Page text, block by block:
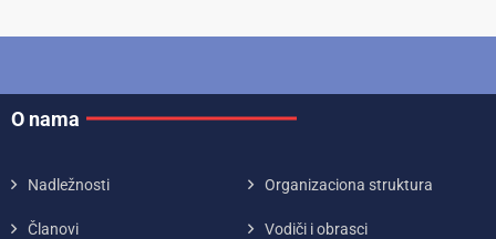
O nama
Nadležnosti Organizaciona struktura
Članovi Vodiči i obrasci